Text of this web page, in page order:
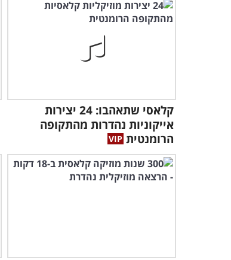
קלאסי שתאהבו: 24 יצירות
אייקוניות נהדרות מהתקופה
הרומנטית